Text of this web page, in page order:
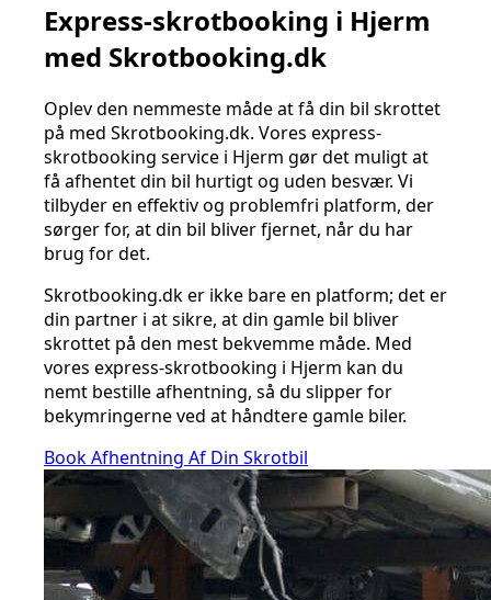
Express-skrotbooking i Hjerm
med Skrotbooking.dk
Oplev den nemmeste måde at få din bil skrottet
på med Skrotbooking.dk. Vores express-
skrotbooking service i Hjerm gør det muligt at
få afhentet din bil hurtigt og uden besvær. Vi
tilbyder en effektiv og problemfri platform, der
sørger for, at din bil bliver fjernet, når du har
brug for det.
Skrotbooking.dk er ikke bare en platform; det er
din partner i at sikre, at din gamle bil bliver
skrottet på den mest bekvemme måde. Med
vores express-skrotbooking i Hjerm kan du
nemt bestille afhentning, så du slipper for
bekymringerne ved at håndtere gamle biler.
Book Afhentning Af Din Skrotbil